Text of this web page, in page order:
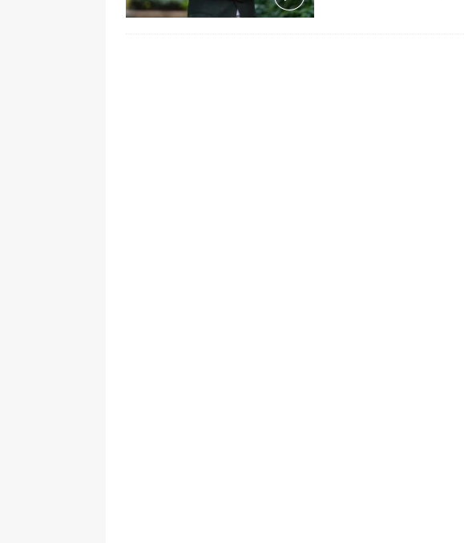
[ 6 de agosto de 2026 ] La historia detrás de la banda